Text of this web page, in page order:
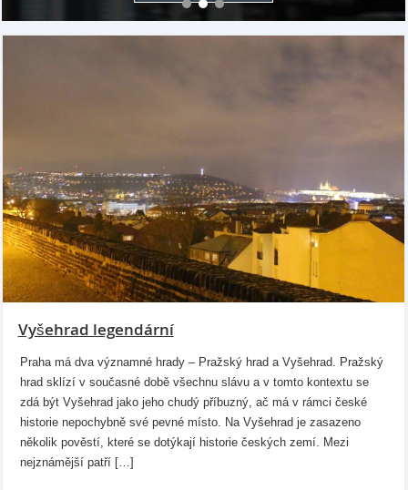
Vyšehrad legendární
Praha má dva významné hrady – Pražský hrad a Vyšehrad. Pražský
hrad sklízí v současné době všechnu slávu a v tomto kontextu se
zdá být Vyšehrad jako jeho chudý příbuzný, ač má v rámci české
historie nepochybně své pevné místo. Na Vyšehrad je zasazeno
několik pověstí, které se dotýkají historie českých zemí. Mezi
nejznámější patří […]